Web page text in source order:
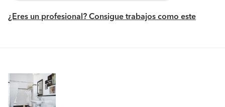
¿Eres un profesional? Consigue trabajos como este